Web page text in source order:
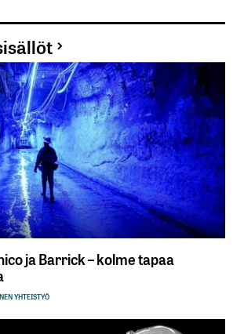
ja Barrick – kolme tapaa
YHTEISTYÖ